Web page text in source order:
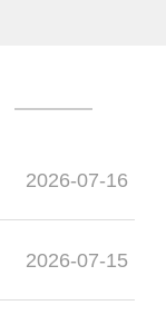
2026-07-16
2026-07-15